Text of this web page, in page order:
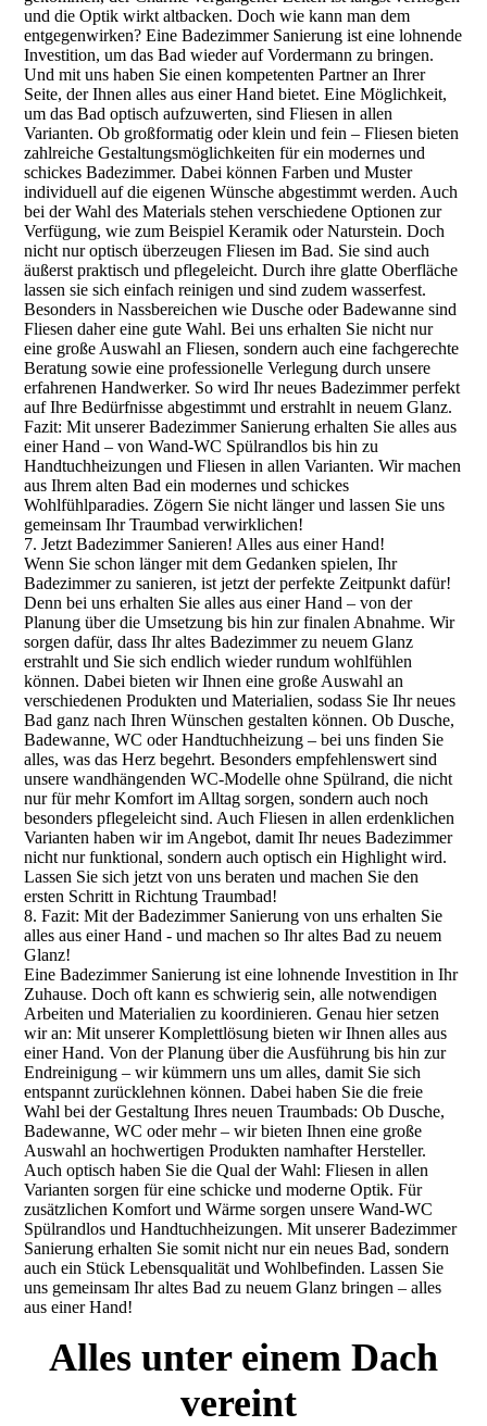
und die Optik wirkt altbacken. Doch wie kann man dem
entgegenwirken? Eine Badezimmer Sanierung ist eine lohnende
Investition, um das Bad wieder auf Vordermann zu bringen.
Und mit uns haben Sie einen kompetenten Partner an Ihrer
Seite, der Ihnen alles aus einer Hand bietet. Eine Möglichkeit,
um das Bad optisch aufzuwerten, sind Fliesen in allen
Varianten. Ob großformatig oder klein und fein – Fliesen bieten
zahlreiche Gestaltungsmöglichkeiten für ein modernes und
schickes Badezimmer. Dabei können Farben und Muster
individuell auf die eigenen Wünsche abgestimmt werden. Auch
bei der Wahl des Materials stehen verschiedene Optionen zur
Verfügung, wie zum Beispiel Keramik oder Naturstein. Doch
nicht nur optisch überzeugen Fliesen im Bad. Sie sind auch
äußerst praktisch und pflegeleicht. Durch ihre glatte Oberfläche
lassen sie sich einfach reinigen und sind zudem wasserfest.
Besonders in Nassbereichen wie Dusche oder Badewanne sind
Fliesen daher eine gute Wahl. Bei uns erhalten Sie nicht nur
eine große Auswahl an Fliesen, sondern auch eine fachgerechte
Beratung sowie eine professionelle Verlegung durch unsere
erfahrenen Handwerker. So wird Ihr neues Badezimmer perfekt
auf Ihre Bedürfnisse abgestimmt und erstrahlt in neuem Glanz.
Fazit: Mit unserer Badezimmer Sanierung erhalten Sie alles aus
einer Hand – von Wand-WC Spülrandlos bis hin zu
Handtuchheizungen und Fliesen in allen Varianten. Wir machen
aus Ihrem alten Bad ein modernes und schickes
Wohlfühlparadies. Zögern Sie nicht länger und lassen Sie uns
gemeinsam Ihr Traumbad verwirklichen!
7. Jetzt Badezimmer Sanieren! Alles aus einer Hand!
Wenn Sie schon länger mit dem Gedanken spielen, Ihr
Badezimmer zu sanieren, ist jetzt der perfekte Zeitpunkt dafür!
Denn bei uns erhalten Sie alles aus einer Hand – von der
Planung über die Umsetzung bis hin zur finalen Abnahme. Wir
sorgen dafür, dass Ihr altes Badezimmer zu neuem Glanz
erstrahlt und Sie sich endlich wieder rundum wohlfühlen
können. Dabei bieten wir Ihnen eine große Auswahl an
verschiedenen Produkten und Materialien, sodass Sie Ihr neues
Bad ganz nach Ihren Wünschen gestalten können. Ob Dusche,
Badewanne, WC oder Handtuchheizung – bei uns finden Sie
alles, was das Herz begehrt. Besonders empfehlenswert sind
unsere wandhängenden WC-Modelle ohne Spülrand, die nicht
nur für mehr Komfort im Alltag sorgen, sondern auch noch
besonders pflegeleicht sind. Auch Fliesen in allen erdenklichen
Varianten haben wir im Angebot, damit Ihr neues Badezimmer
nicht nur funktional, sondern auch optisch ein Highlight wird.
Lassen Sie sich jetzt von uns beraten und machen Sie den
ersten Schritt in Richtung Traumbad!
8. Fazit: Mit der Badezimmer Sanierung von uns erhalten Sie
alles aus einer Hand - und machen so Ihr altes Bad zu neuem
Glanz!
Eine Badezimmer Sanierung ist eine lohnende Investition in Ihr
Zuhause. Doch oft kann es schwierig sein, alle notwendigen
Arbeiten und Materialien zu koordinieren. Genau hier setzen
wir an: Mit unserer Komplettlösung bieten wir Ihnen alles aus
einer Hand. Von der Planung über die Ausführung bis hin zur
Endreinigung – wir kümmern uns um alles, damit Sie sich
entspannt zurücklehnen können. Dabei haben Sie die freie
Wahl bei der Gestaltung Ihres neuen Traumbads: Ob Dusche,
Badewanne, WC oder mehr – wir bieten Ihnen eine große
Auswahl an hochwertigen Produkten namhafter Hersteller.
Auch optisch haben Sie die Qual der Wahl: Fliesen in allen
Varianten sorgen für eine schicke und moderne Optik. Für
zusätzlichen Komfort und Wärme sorgen unsere Wand-WC
Spülrandlos und Handtuchheizungen. Mit unserer Badezimmer
Sanierung erhalten Sie somit nicht nur ein neues Bad, sondern
auch ein Stück Lebensqualität und Wohlbefinden. Lassen Sie
uns gemeinsam Ihr altes Bad zu neuem Glanz bringen – alles
aus einer Hand!
Alles unter einem Dach
vereint